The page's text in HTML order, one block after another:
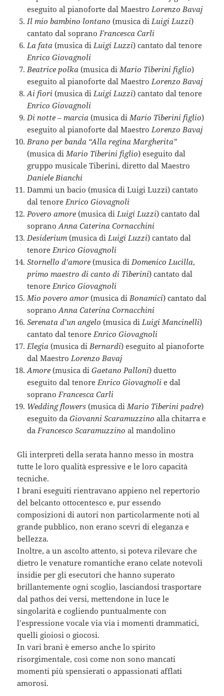
eseguito al pianoforte dal Maestro Lorenzo Bavaj
Il mio bambino lontano (musica di Luigi Luzzi)
cantato dal soprano Francesca Carli
La fata (musica di Luigi Luzzi) cantato dal tenore
Enrico Giovagnoli
Beatrice polka (musica di Mario Tiberini figlio)
eseguito al pianoforte dal Maestro Lorenzo Bavaj
Ai fiori(musica di Luigi Luzzi) cantato dal tenore
Enrico Giovagnoli
Di notte – marcia (musica di Mario Tiberini figlio)
eseguito al pianoforte dal Maestro Lorenzo Bavaj
Brano per banda “Alla regina Margherita”
(musica di Mario Tiberini figlio) eseguito dal
gruppo musicale Tiberini, diretto dal Maestro
Daniele Bianchi
Dammi un bacio (musica di Luigi Luzzi) cantato
dal tenore Enrico Giovagnoli
Povero amore (musica di Luigi Luzzi) cantato dal
sopranoAnna Caterina Cornacchini
Desiderium(musica di Luigi Luzzi) cantato dal
tenore Enrico Giovagnoli
Stornello d’amore (musica di Domenico Lucilla,
primo maestro di canto di Tiberini) cantato dal
tenore Enrico Giovagnoli
Mio povero amor (musica di Bonamici) cantato dal
sopranoAnna Caterina Cornacchini
Serenata d’un angelo (musica di Luigi Mancinelli)
cantato dal tenore Enrico Giovagnoli
Elegia(musica di Bernardi) eseguito al pianoforte
dal Maestro Lorenzo Bavaj
Amore(musica diGaetano Palloni) duetto
eseguito dal tenore Enrico Giovagnoli e dal
soprano Francesca Carli
Wedding flowers (musica di Mario Tiberini padre)
eseguito daGiovanni Scaramuzzino alla chitarra e
da Francesco Scaramuzzino al mandolino
Gli interpreti della serata hanno messo in mostra
tutte le loro qualità espressive e le loro capacità
tecniche.
I brani eseguiti rientravano appieno nel repertorio
del belcanto ottocentesco e, pur essendo
composizioni di autori non particolarmente noti al
grande pubblico, non erano scevri di eleganza e
bellezza.
Inoltre, a un ascolto attento, si poteva rilevare che
dietro le venature romantiche erano celate notevoli
insidie per gli esecutori che hanno superato
brillantemente ogni scoglio, lasciandosi trasportare
dal pathos dei versi, mettendone in luce le
singolarità e cogliendo puntualmente con
l’espressione vocale via via i momenti drammatici,
quelli gioiosi o giocosi.
In vari brani è emerso anche lo spirito
risorgimentale, così come non sono mancati
momenti più spensierati o appassionati afflati
amorosi.